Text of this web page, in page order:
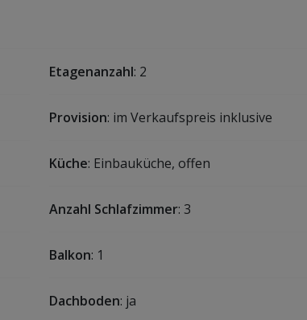
Etagenanzahl: 2
Provision: im Verkaufspreis inklusive
Küche: Einbauküche, offen
Anzahl Schlafzimmer: 3
Balkon: 1
Dachboden: ja